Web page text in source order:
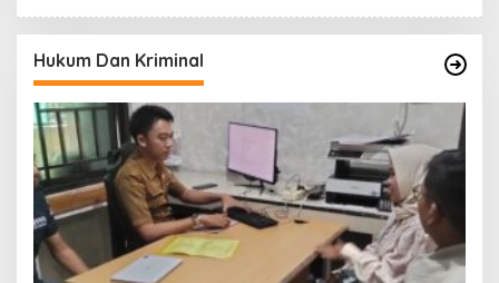
Hukum Dan Kriminal